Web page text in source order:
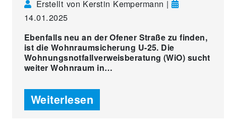
Erstellt von Kerstin Kempermann |
14.01.2025
Ebenfalls neu an der Ofener Straße zu finden,
ist die Wohnraumsicherung U-25. Die
Wohnungsnotfallverweisberatung (WiO) sucht
weiter Wohnraum in…
Weiterlesen